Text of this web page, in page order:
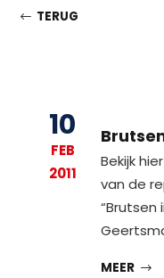
TERUG
10
FEB
2011
Bekijk
van de
“Brutsen
MEER